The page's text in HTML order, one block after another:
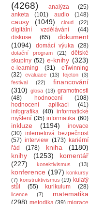
(4268)
analýza
(25)
anketa
(101) audio (148)
causy (1049) cloud (22)
digitální vzdělávání
(44)
diskuse
(65)
dokument
(1094)
domácí výuka (28)
dotační program (21)
dětské
skupiny (52) e-knihy (323)
e-learning (31)
eTwinning
(32) evaluace (13) fejeton (3)
festival
(22)
financování
(310) glosa (13) gramotnosti
(48)
hodnocení
(108)
hodnocení aplikací
(41)
infografika (40) informatické
myšlení (35) informatika (60)
inkluze (1194)
inovace
(30) internetová bezpečnost
(57) interview (173) kariérní
řád
(178) kniha
(1180)
knihy
(1253)
komentář
(227)
konektivismus (13)
konference (197) konkursy
(7) konstruktivismus (19) kulatý
stůl
(55) kurikulum (28)
licence (7)
matematika
(298) metodika (39) migrace